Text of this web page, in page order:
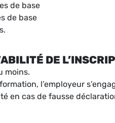
de base
de base
DE
moins.
l’employeur
en cas de fausse